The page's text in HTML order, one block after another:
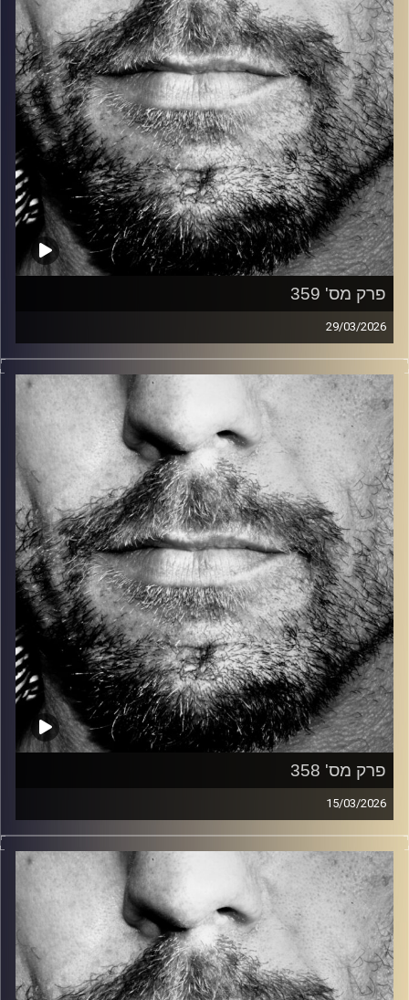
פרק מס' 359
29/03/2026
זיפים, מוזיקה מחוספסת של הופעות חיות. הרבה ג'אם, רוק,
בלוז, bluegrass, ג'אז, Fאנק, פרוגרסיב ואפילו אלקטרוניקה.
כל מה שחי, אמיתי ונושם.
עם שמוליק רגב.
קרדיט תמונות: David Goehring
פרק מס' 358
15/03/2026
זיפים, מוזיקה מחוספסת של הופעות חיות. הרבה ג'אם, רוק,
בלוז, bluegrass, ג'אז, Fאנק, פרוגרסיב ואפילו אלקטרוניקה.
כל מה שחי, אמיתי ונושם.
עם שמוליק רגב.
קרדיט תמונות: David Goehring